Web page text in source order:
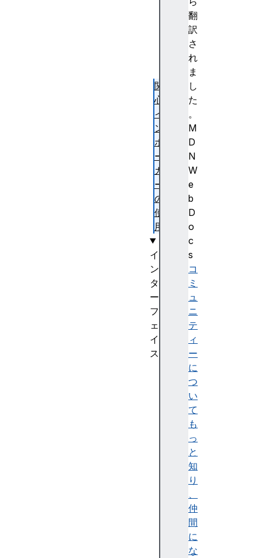
翻
訳
さ
れ
ま
し
た
。
M
D
N
W
e
b
D
o
c
s
コ
ミ
ュ
ニ
テ
ィ
ー
に
つ
い
て
も
っ
と
知
り
、
仲
間
に
な
関
心
イ
ン
ボ
ー
カ
ー
の
使
用
イ
ン
タ
ー
フ
ェ
イ
ス